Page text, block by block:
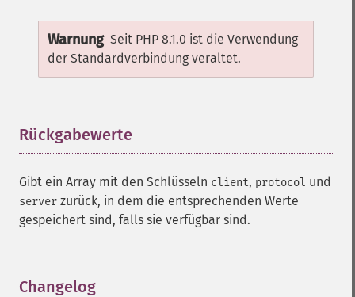
Warnung Seit PHP 8.1.0 ist die Verwendung
der Standardverbindung veraltet.
Rückgabewerte
Gibt ein Array mit den Schlüsseln client, protocol und
server zurück, in dem die entsprechenden Werte
gespeichert sind, falls sie verfügbar sind.
Changelog